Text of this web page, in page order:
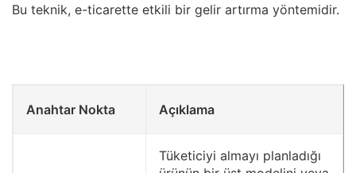
Bu teknik, e-ticarette etkili bir gelir artırma yöntemidir.
Anahtar Nokta Açıklama
Tüketiciyi almayı planladığı